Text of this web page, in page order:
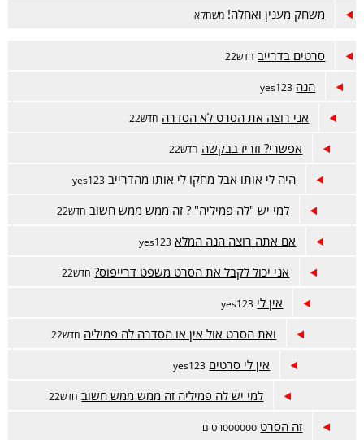
משחק מענין ואחלה! משחקא
סרטים בדרייב חדש22
הנה yes123
אני רוצה את הסרט לא הסדרה חדש22
אפשרי? וזריז בבקשה חדש22
היה לי אותו אבל מחקו לי אותו מהדרייב yes123
למי יש "לה פמיליה" ? זה ממש ממש חשוב חדש22
אם אתה רוצה הנה המלא yes123
אני יכול לקבל את הסרט משפט דרייפוס? חדש22
אין לי yes123
ואת הסרט אול אין או הסדרה לה פמיליה חדש22
אין לי סרטים yes123
למי יש לה פמיליה זה ממש ממש חשוב חדש22
זה הסרט ססססססרטים